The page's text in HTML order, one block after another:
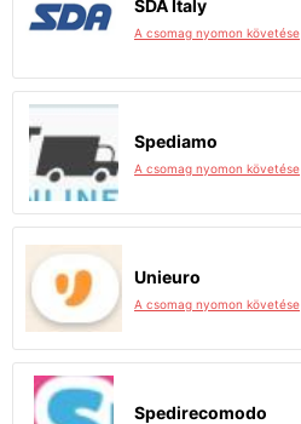
SDA Italy
A csomag nyomon követése
Spediamo
A csomag nyomon követése
Unieuro
A csomag nyomon követése
Spedirecomodo